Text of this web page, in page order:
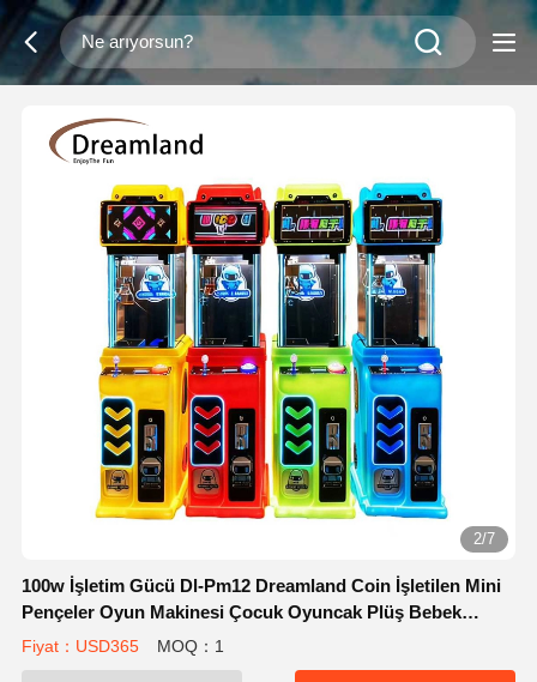
2/7
100w İşletim Gücü Dl-Pm12 Dreamland Coin İşletilen Mini
Pençeler Oyun Makinesi Çocuk Oyuncak Plüş Bebek
Makinesi Eğlence İçin
Fiyat：USD365 MOQ：1